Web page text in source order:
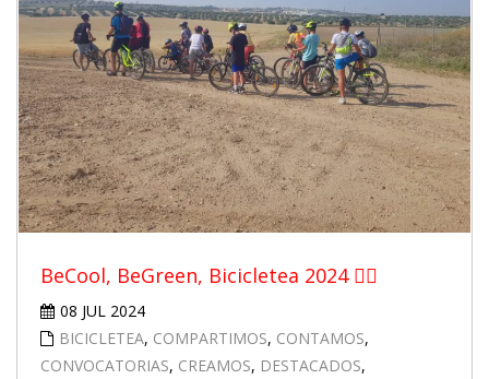
BeCool, BeGreen, Bicicletea 2024 🚴‍♀️
08 JUL 2024
BICICLETEA, COMPARTIMOS, CONTAMOS,
CONVOCATORIAS, CREAMOS, DESTACADOS,